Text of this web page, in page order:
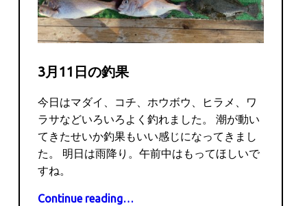
3月11日の釣果
今日はマダイ、コチ、ホウボウ、ヒラメ、ワ
ラサなどいろいろよく釣れました。 潮が動い
てきたせいか釣果もいい感じになってきまし
た。 明日は雨降り。午前中はもってほしいで
すね。
Continue reading“3月11日の釣果”
…